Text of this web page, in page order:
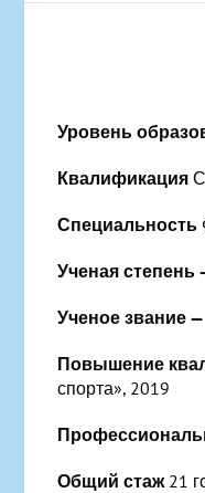
Уровень
Квалификация
Специальность
Ученая степень
Ученое звание —
Повышение
спорта», 2019
Общий стаж21